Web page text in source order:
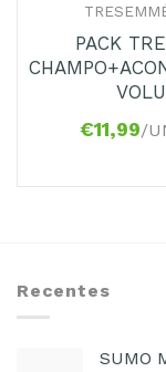
PACK
€11,99/
Recentes
SUMO